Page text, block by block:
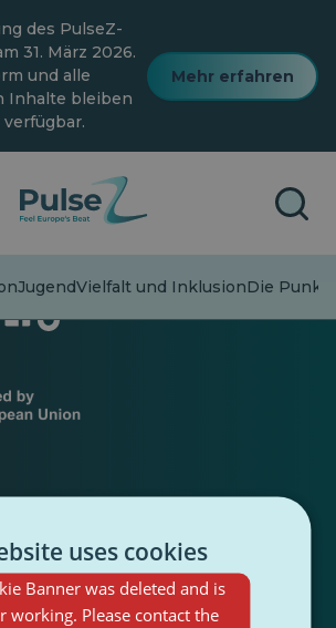
des PulseZ-
31. März 2026.
und alle
Inhalte bleiben
Mehr erfahren
JugendVielfalt und InklusionDie
in
Registerkarte
in
uses cookies
Banner was deleted and is
working. Please contact the